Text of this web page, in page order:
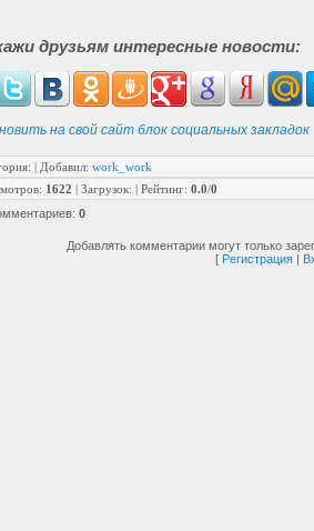
друзьям интересные новости:
на свой сайт блок социальных закладок
: | Добавил: work_work
: 1622 | Загрузок: | Рейтинг: 0.0/0
: 0
Добавлять комментарии могут только
[ Регистрация |